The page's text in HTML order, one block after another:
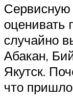
Сервисную
оценивать
случайно
Абакан,
Якутск.
что пришло